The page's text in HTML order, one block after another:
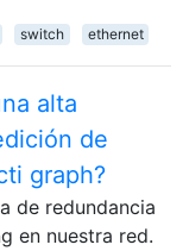
switch ethernet
alta
de
graph?
de redundancia
en nuestra red.